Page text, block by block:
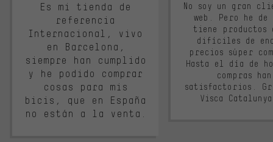
Es mi tienda de
referencia
Internacional, vivo
en Barcelona,
siempre han cumplido
y he podido comprar
cosas para mis
bicis, que en España
no están a la venta.
No soy un gran
web. Pero he
tiene productos
difíciles de
precios súper
Hasta el día de
compras
satisfactorios.
Visca